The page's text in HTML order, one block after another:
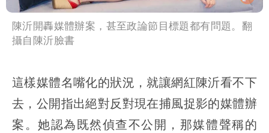
陳沂開轟媒體辦案，甚至政論節目標題都有問題。翻
攝自陳沂臉書
這樣媒體名嘴化的狀況，就讓網紅陳沂看不下
去，公開指出絕對反對現在捕風捉影的媒體辦
案。她認為既然偵查不公開，那媒體聲稱的